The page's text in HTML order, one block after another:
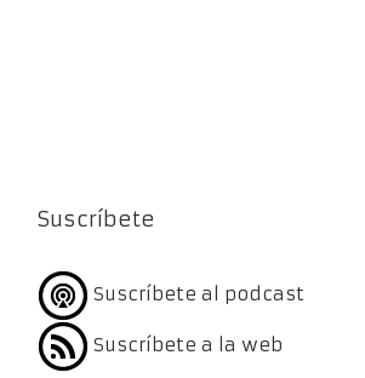
Suscríbete
Suscríbete al podcast
Suscríbete a la web